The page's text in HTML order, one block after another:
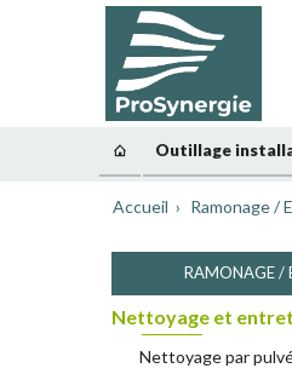
Outillage
Accueil Ramonage /
RAMONAGE /
Nettoyage et
Nettoyage par